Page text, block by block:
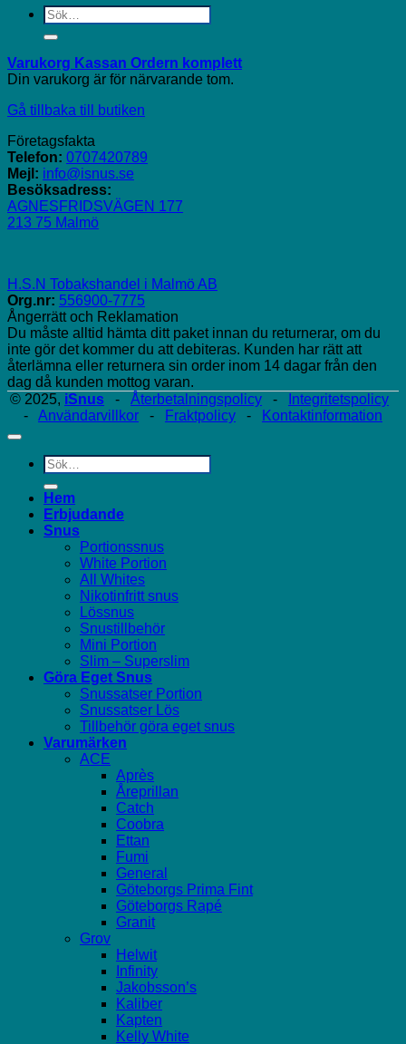
Sök
efter:
Varukorg Kassan Ordern komplett
Din varukorg är för närvarande tom.
Gå tillbaka till butiken
Företagsfakta
Telefon: 0707420789
Mejl: info@isnus.se
Besöksadress:
AGNESFRIDSVÄGEN 177
213 75 Malmö
H.S.N Tobakshandel i Malmö AB
Org.nr: 556900-7775
Ångerrätt och Reklamation
Du måste alltid hämta ditt paket innan du returnerar, om du
inte gör det kommer du att debiteras. Kunden har rätt att
återlämna eller returnera sin order inom 14 dagar från den
dag då kunden mottog varan.
© 2025, iSnus - Återbetalningspolicy -
Integritetspolicy
- Användarvillkor - Fraktpolicy - Kontaktinformation
Sök
efter:
Hem
Erbjudande
Snus
Portionssnus
White Portion
All Whites
Nikotinfritt snus
Lössnus
Snustillbehör
Mini Portion
Slim – Superslim
Göra Eget Snus
Snussatser Portion
Snussatser Lös
Tillbehör göra eget snus
Varumärken
ACE
Après
Åreprillan
Catch
Coobra
Ettan
Fumi
General
Göteborgs Prima Fint
Göteborgs Rapé
Granit
Grov
Helwit
Infinity
Jakobsson’s
Kaliber
Kapten
Kelly White